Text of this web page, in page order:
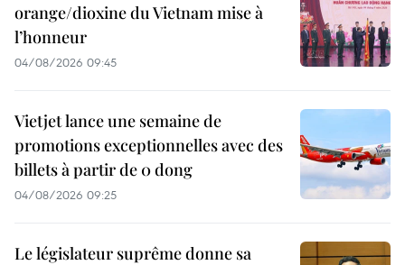
orange/dioxine du Vietnam mise à
l’honneur
04/08/2026 09:45
Vietjet lance une semaine de
promotions exceptionnelles avec des
billets à partir de 0 dong
04/08/2026 09:25
Le législateur suprême donne sa